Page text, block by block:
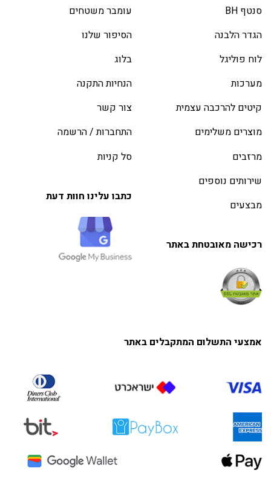
סנטף BH
הגדר הלבנה
לוח פוליגל
מערכות
קיטים להרכבה עצמית
מוצרים משלימים
מרזבים
שירותים נוספים
מבצעים
רכישה מאובטחת באתר
עומבר משטחים
הסיפור שלנו
בלוג
הנחיות התקנה
צור קשר
התחברות / הרשמה
סל קניות
כתבו עלינו חוות דעת
אמצעי התשלום המתקבלים באתר